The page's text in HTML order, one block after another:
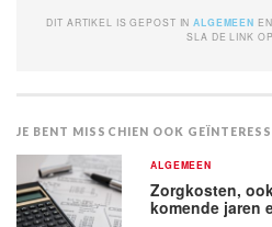
DIT ARTIKEL IS GEPOST INALGEMEEN
SLA DE LINK
JE BENT MISSCHIEN OOK
ALGEMEEN
Zorgkosten,
komende jaren